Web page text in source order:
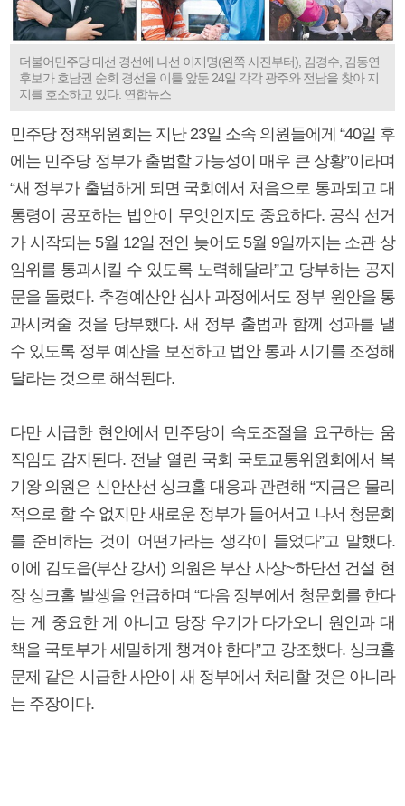
더불어민주당 대선 경선에 나선 이재명(왼쪽 사진부터), 김경수, 김동연
후보가 호남권 순회 경선을 이틀 앞둔 24일 각각 광주와 전남을 찾아 지
지를 호소하고 있다. 연합뉴스
민주당 정책위원회는 지난 23일 소속 의원들에게 “40일 후
에는 민주당 정부가 출범할 가능성이 매우 큰 상황”이라며
“새 정부가 출범하게 되면 국회에서 처음으로 통과되고 대
통령이 공포하는 법안이 무엇인지도 중요하다. 공식 선거
가 시작되는 5월 12일 전인 늦어도 5월 9일까지는 소관 상
임위를 통과시킬 수 있도록 노력해달라”고 당부하는 공지
문을 돌렸다. 추경예산안 심사 과정에서도 정부 원안을 통
과시켜줄 것을 당부했다. 새 정부 출범과 함께 성과를 낼
수 있도록 정부 예산을 보전하고 법안 통과 시기를 조정해
달라는 것으로 해석된다.
다만 시급한 현안에서 민주당이 속도조절을 요구하는 움
직임도 감지된다. 전날 열린 국회 국토교통위원회에서 복
기왕 의원은 신안산선 싱크홀 대응과 관련해 “지금은 물리
적으로 할 수 없지만 새로운 정부가 들어서고 나서 청문회
를 준비하는 것이 어떤가라는 생각이 들었다”고 말했다.
이에 김도읍(부산 강서) 의원은 부산 사상~하단선 건설 현
장 싱크홀 발생을 언급하며 “다음 정부에서 청문회를 한다
는 게 중요한 게 아니고 당장 우기가 다가오니 원인과 대
책을 국토부가 세밀하게 챙겨야 한다”고 강조했다. 싱크홀
문제 같은 시급한 사안이 새 정부에서 처리할 것은 아니라
는 주장이다.